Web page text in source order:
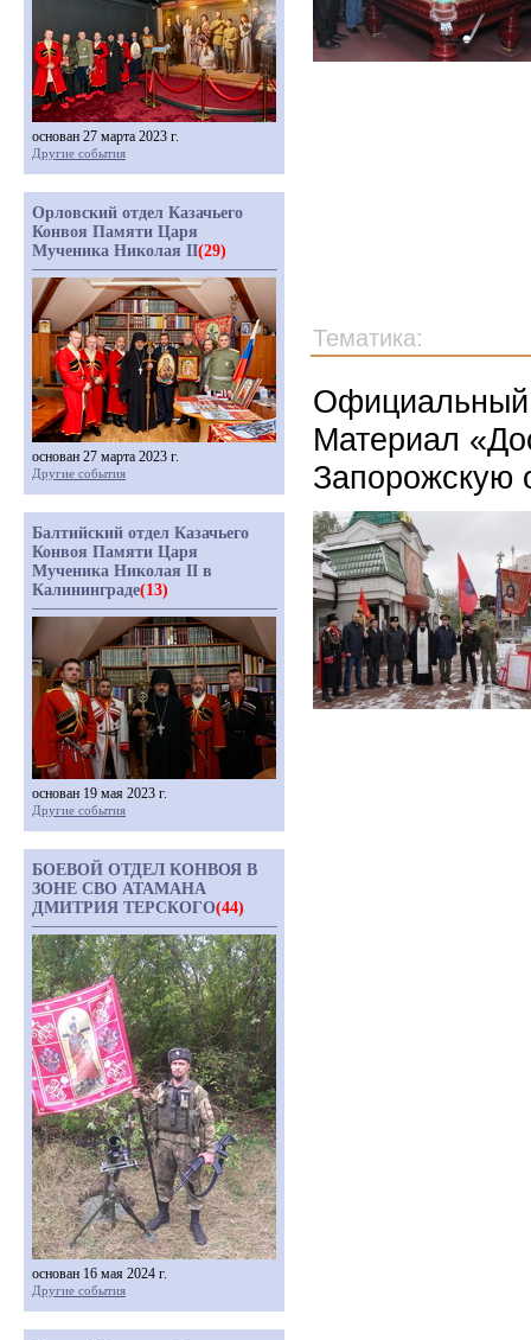
Тематика:
Официальный
Материал «
Запорожскую
основан 27 марта 2023 г.
Другие события
Орловский отдел Казачьего
Конвоя Памяти Царя
Мученика Николая II(29)
основан 27 марта 2023 г.
Другие события
Балтийский отдел Казачьего
Конвоя Памяти Царя
Мученика Николая II в
Калининграде(13)
основан 19 мая 2023 г.
Другие события
БОЕВОЙ ОТДЕЛ КОНВОЯ В
ЗОНЕ СВО АТАМАНА
ДМИТРИЯ ТЕРСКОГО(44)
основан 16 мая 2024 г.
Другие события